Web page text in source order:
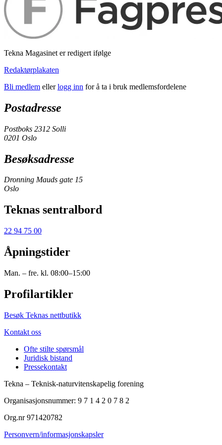
Tekna Magasinet er redigert ifølge
Redaktørplakaten
Bli medlem ellerlogg inn for å ta i bruk medlemsfordelene
Postadresse
Postboks 2312 Solli
0201 Oslo
Besøksadresse
Dronning Mauds gate 15
Oslo
Teknas sentralbord
22 94 75 00
Åpningstider
Man. – fre. kl. 08:00–15:00
Profilartikler
Besøk Teknas nettbutikk
Kontakt oss
Ofte stilte spørsmål
Juridisk bistand
Pressekontakt
Tekna – Teknisk-naturvitenskapelig forening
Organisasjonsnummer: 9 7 1 4 2 0 7 8 2
Org.nr 971420782
Personvern/informasjonskapsler